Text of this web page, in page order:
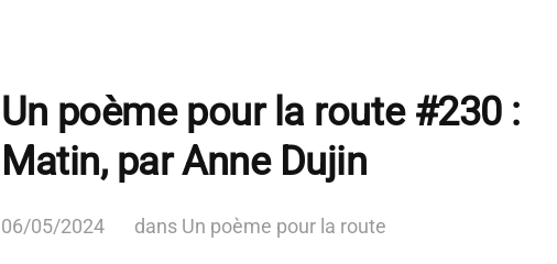
Un poème pour la route #230 :
Matin, par Anne Dujin
06/05/2024 dans Un poème pour la route